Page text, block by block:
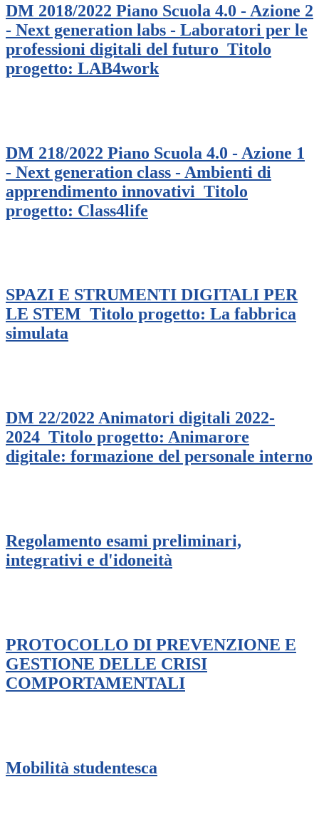
DM 2018/2022 Piano Scuola 4.0 - Azione 2
- Next generation labs - Laboratori per le
professioni digitali del futuro_Titolo
progetto: LAB4work
DM 218/2022 Piano Scuola 4.0 - Azione 1
- Next generation class - Ambienti di
apprendimento innovativi_Titolo
progetto: Class4life
SPAZI E STRUMENTI DIGITALI PER
LE STEM_Titolo progetto: La fabbrica
simulata
DM 22/2022 Animatori digitali 2022-
2024_Titolo progetto: Animarore
digitale: formazione del personale interno
Regolamento esami preliminari,
integrativi e d'idoneità
PROTOCOLLO DI PREVENZIONE E
GESTIONE DELLE CRISI
COMPORTAMENTALI
Mobilità studentesca